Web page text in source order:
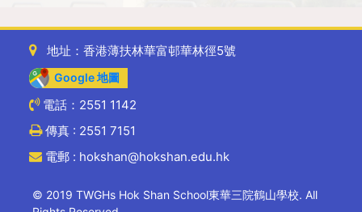
地址：香港薄扶林華富邨華林徑5號
Google 地圖
電話：2551 1142
傳真 : 2551 7151
電郵 : hokshan@hokshan.edu.hk
© 2019 TWGHs Hok Shan School東華三院鶴山學校. All